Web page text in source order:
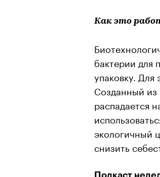
Как это
бактерии для
упаковку. Для
Созданный из
распадается
экологичный
снизить
Подкаст